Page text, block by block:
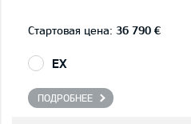
Стартовая цена: 36 790 €
EX
ПОДРОБНЕЕ